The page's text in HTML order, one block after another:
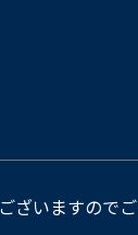
ざいますのでご